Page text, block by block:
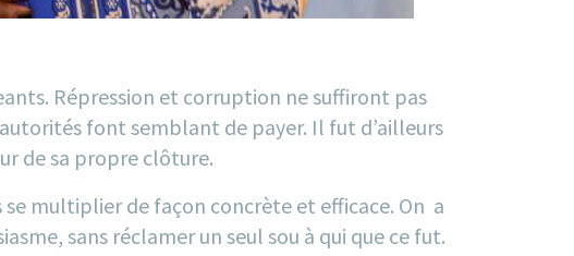
Répression et corruption ne suffiront pas
font semblant de payer. Il fut d’ailleurs
de sa propre clôture.
multiplier de façon concrète et efficace. On a
sans réclamer un seul sou à qui que ce fut.